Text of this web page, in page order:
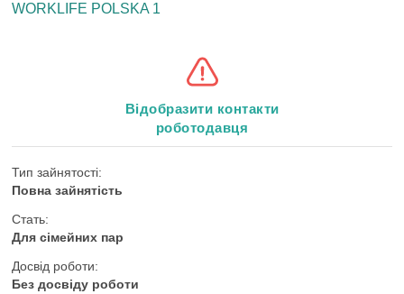
WORKLIFE POLSKA 1
Відобразити контакти
роботодавця
Тип зайнятості:
Повна зайнятість
Стать:
Для сімейних пар
Досвід роботи:
Без досвіду роботи